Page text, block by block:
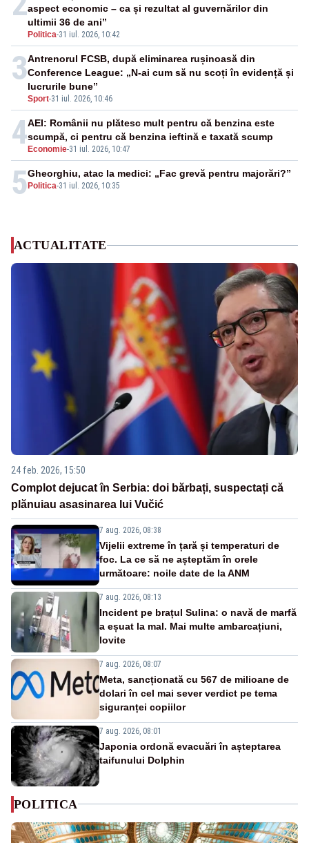
Politica-31 iul. 2026, 10:42
aspect economic – ca și rezultat al guvernărilor din
ultimii 36 de ani”
3
Sport-31 iul. 2026, 10:46
Antrenorul FCSB, după eliminarea rușinoasă din
Conference League: „N-ai cum să nu scoți în evidență și
lucrurile bune”
4 Economie-31 iul. 2026, 10:47
AEI: Românii nu plătesc mult pentru că benzina este
scumpă, ci pentru că benzina ieftină e taxată scump
5 Politica-31 iul. 2026, 10:35
Gheorghiu, atac la medici: „Fac grevă pentru majorări?”
ACTUALITATE
24 feb. 2026, 15:50
Complot dejucat în Serbia: doi bărbați, suspectați că
plănuiau asasinarea lui Vučić
7 aug. 2026, 08:38
Vijelii extreme în țară și temperaturi de
foc. La ce să ne așteptăm în orele
următoare: noile date de la ANM
7 aug. 2026, 08:13
Incident pe brațul Sulina: o navă de marfă
a eșuat la mal. Mai multe ambarcațiuni,
lovite
7 aug. 2026, 08:07
Meta, sancționată cu 567 de milioane de
dolari în cel mai sever verdict pe tema
siguranței copiilor
7 aug. 2026, 08:01
Japonia ordonă evacuări în așteptarea
taifunului Dolphin
POLITICA